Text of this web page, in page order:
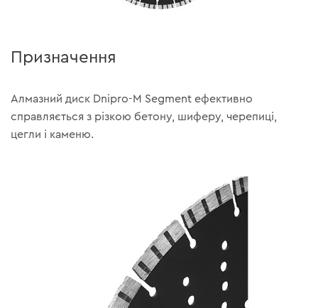
Призначення
Алмазний диск Dnipro-M Segment ефективно
справляється з різкою бетону, шиферу, черепиці,
цегли і каменю.